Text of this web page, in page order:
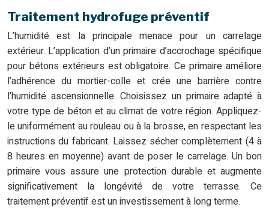
Traitement hydrofuge préventif
L’humidité est la principale menace pour un carrelage
extérieur. L’application d’un primaire d’accrochage spécifique
pour bétons extérieurs est obligatoire. Ce primaire améliore
l’adhérence du mortier-colle et crée une barrière contre
l’humidité ascensionnelle. Choisissez un primaire adapté à
votre type de béton et au climat de votre région. Appliquez-
le uniformément au rouleau ou à la brosse, en respectant les
instructions du fabricant. Laissez sécher complètement (4 à
8 heures en moyenne) avant de poser le carrelage. Un bon
primaire vous assure une protection durable et augmente
significativement la longévité de votre terrasse. Ce
traitement préventif est un investissement à long terme.